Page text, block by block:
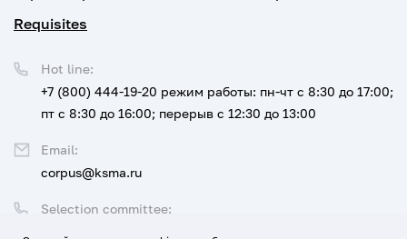
Requisites
Selection committee:
Hot line:
+7 (800) 444-19-20 режим работы: пн-чт с 8:30 до 17:00;
пт с 8:30 до 16:00; перерыв с 12:30 до 13:00
Email:
corpus@ksma.ru